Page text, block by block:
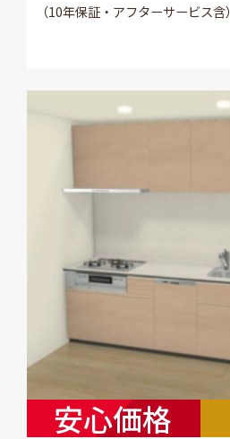
（10年保証・アフターサービス含）
安心価格